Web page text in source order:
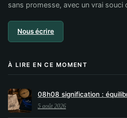
sans promesse, avec un vrai souci
Nous écrire
À LIRE EN CE MOMENT
08h08 signification :
5 août 2026